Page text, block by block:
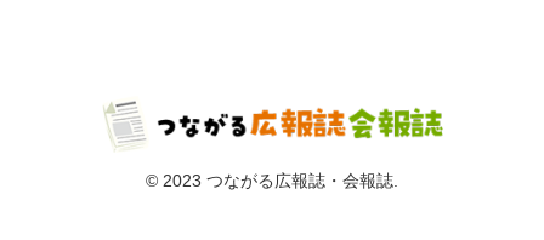
© 2023 つながる広報誌・会報誌.